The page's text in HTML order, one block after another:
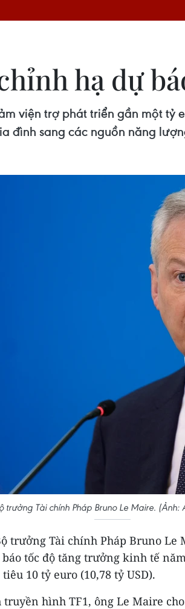
hạ dự
viện trợ phát triển gần một tỷ
đình sang các nguồn năng
trưởng Tài chính Pháp Bruno Le Maire. (Ảnh:
trưởng Tài chính Pháp Bruno
tốc độ tăng trưởng kinh tế
10 tỷ euro (10,78 tỷ USD).
hình TF1, ông Le Maire